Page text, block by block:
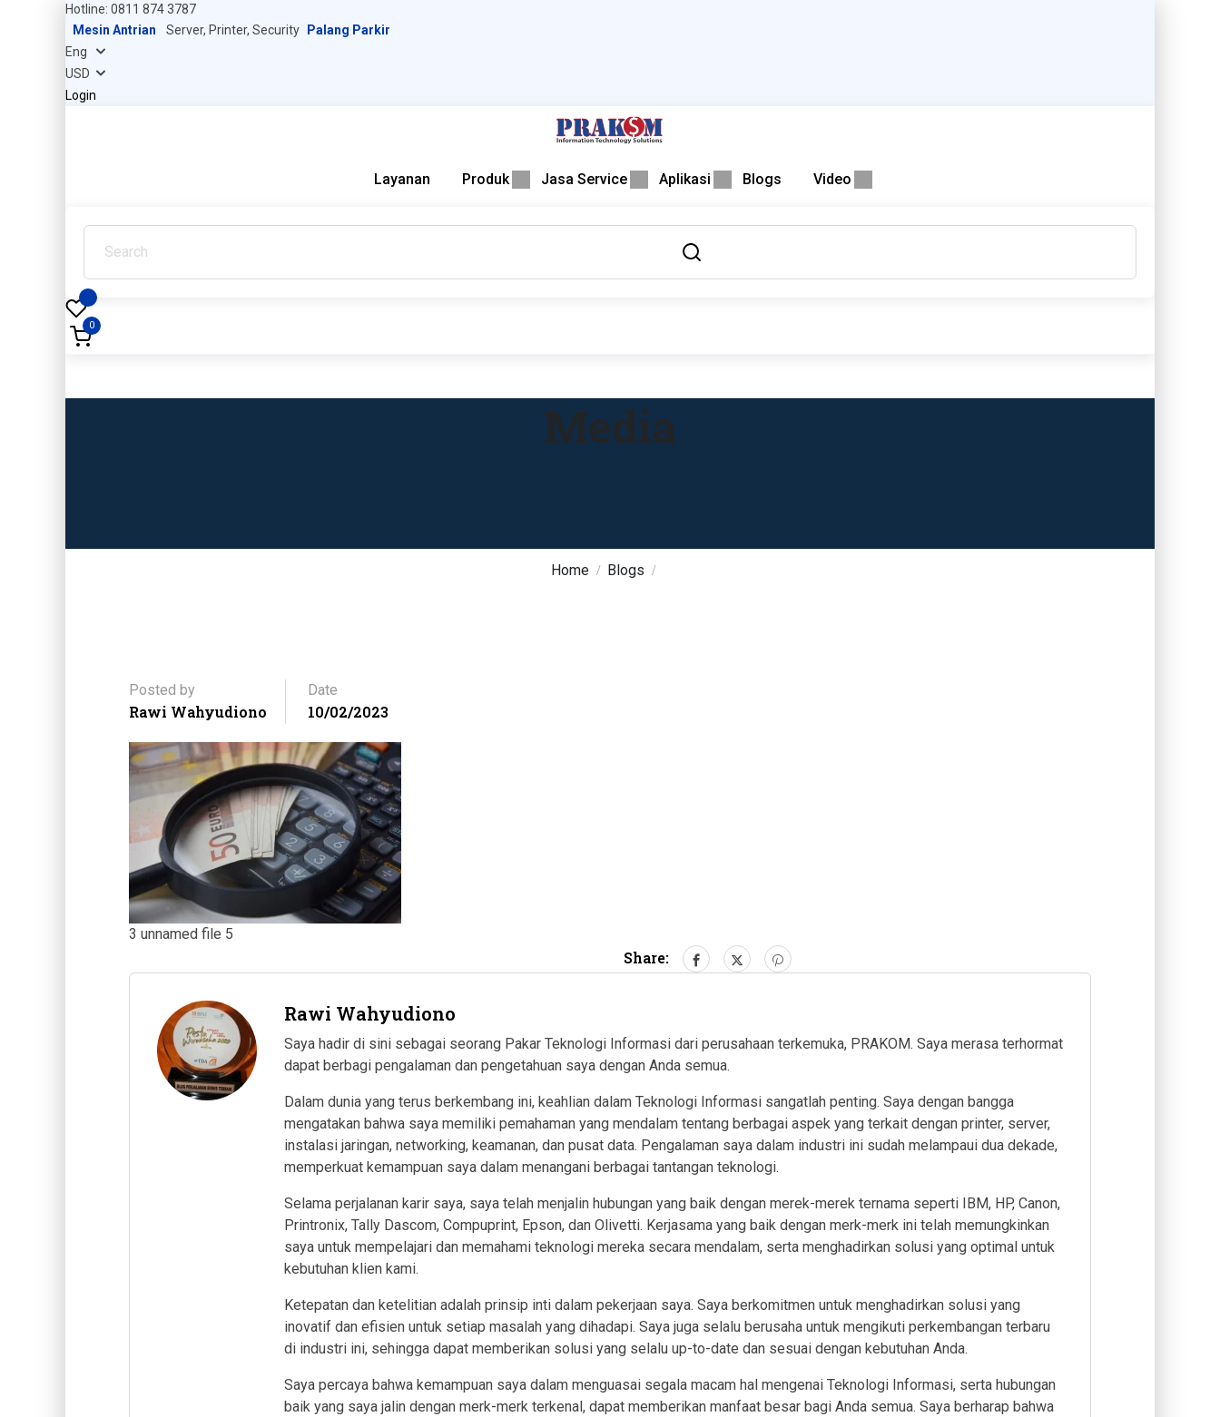
Hotline: 0811 874 3787
Mesin Antrian
Server, Printer, Security Palang Parkir
Login
Layanan Produk Jasa Service Aplikasi Blogs Video
0
Home Blogs
Media
Posted by
Rawi Wahyudiono
Date
10/02/2023
3 unnamed file 5
Share:
Rawi Wahyudiono
Saya hadir di sini sebagai seorang Pakar Teknologi Informasi dari perusahaan terkemuka, PRAKOM. Saya merasa terhormat
dapat berbagi pengalaman dan pengetahuan saya dengan Anda semua.
Dalam dunia yang terus berkembang ini, keahlian dalam Teknologi Informasi sangatlah penting. Saya dengan bangga
mengatakan bahwa saya memiliki pemahaman yang mendalam tentang berbagai aspek yang terkait dengan printer, server,
instalasi jaringan, networking, keamanan, dan pusat data. Pengalaman saya dalam industri ini sudah melampaui dua dekade,
memperkuat kemampuan saya dalam menangani berbagai tantangan teknologi.
Selama perjalanan karir saya, saya telah menjalin hubungan yang baik dengan merek-merek ternama seperti IBM, HP, Canon,
Printronix, Tally Dascom, Compuprint, Epson, dan Olivetti. Kerjasama yang baik dengan merk-merk ini telah memungkinkan
saya untuk mempelajari dan memahami teknologi mereka secara mendalam, serta menghadirkan solusi yang optimal untuk
kebutuhan klien kami.
Ketepatan dan ketelitian adalah prinsip inti dalam pekerjaan saya. Saya berkomitmen untuk menghadirkan solusi yang
inovatif dan efisien untuk setiap masalah yang dihadapi. Saya juga selalu berusaha untuk mengikuti perkembangan terbaru
di industri ini, sehingga dapat memberikan solusi yang selalu up-to-date dan sesuai dengan kebutuhan Anda.
Saya percaya bahwa kemampuan saya dalam menguasai segala macam hal mengenai Teknologi Informasi, serta hubungan
baik yang saya jalin dengan merk-merk terkenal, dapat memberikan manfaat besar bagi Anda semua. Saya berharap bahwa